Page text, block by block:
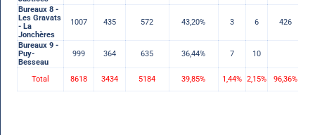
Bureaux 8 -
Les Gravats
- La
Jonchères
1007 435 572 43,20% 3 6 426
Bureaux 9 -
Puy-
Besseau
999 364 635 36,44% 7 10
Total 8618 3434 5184 39,85% 1,44% 2,15% 96,36%